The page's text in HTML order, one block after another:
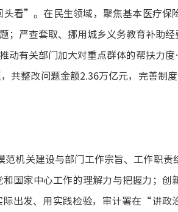
看”。在民生领域，聚焦基本医疗保
严查套取、挪用城乡义务教育补助
动有关部门加大对重点群体的帮扶
共整改问题金额2.36万亿元，完善制
机关建设与部门工作宗旨、工作职
国家中心工作的理解力与把握力；
出发、用实践检验，审计署在“讲